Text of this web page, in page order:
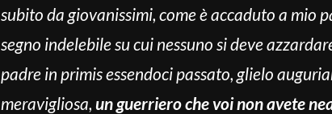
subito da giovanissimi, come è accaduto a mio
segno indelebile su cui nessuno si deve
padre in primis essendoci passato, glielo
meravigliosa, un guerriero che voi non avete